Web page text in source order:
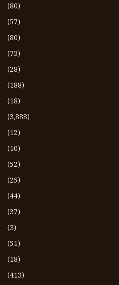
(80)
(57)
(80)
(73)
(28)
(188)
(18)
(3،888)
(12)
(10)
(52)
(25)
(44)
(37)
(3)
(51)
(18)
(413)